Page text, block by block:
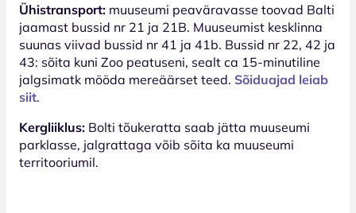
Ühistransport: muuseumi peaväravasse toovad Balti
jaamast bussid nr 21 ja 21B. Muuseumist kesklinna
suunas viivad bussid nr 41 ja 41b. Bussid nr 22, 42 ja
43: sõita kuni Zoo peatuseni, sealt ca 15-minutiline
jalgsimatk mööda mereäärset teed. Sõiduajad leiab
siit.
Kergliiklus: Bolti tõukeratta saab jätta muuseumi
parklasse, jalgrattaga võib sõita ka muuseumi
territooriumil.